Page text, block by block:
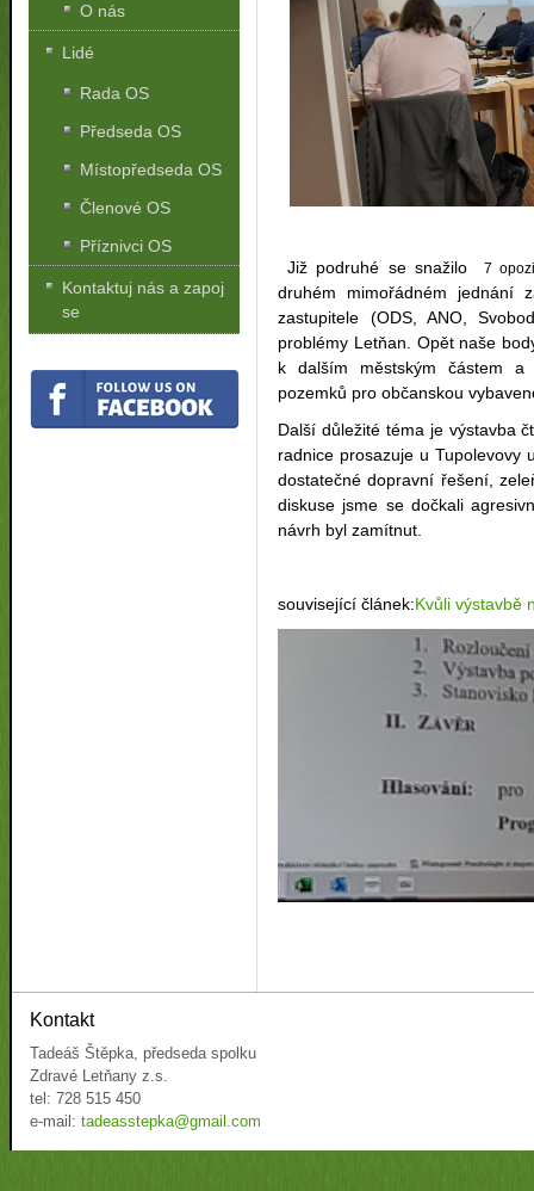
Již podruhé se snažilo 7
druhém mimořádném jednání
zastupitele (ODS, ANO,
problémy Letňan. Opět naše
k dalším městským částem
pozemků pro občanskou
Další důležité téma je výstavba
radnice prosazuje u Tupolevovy
dostatečné dopravní řešení,
diskuse jsme se dočkali
návrh byl zamítnut.
související článek:Kvůli výstavbě
O nás
Lidé
Rada OS
Předseda OS
Místopředseda OS
Členové OS
Příznivci OS
Kontaktuj nás a zapoj
se
Kontakt
Tadeáš Štěpka, předseda spolku
Zdravé Letňany z.s.
tel: 728 515 450
e-mail: tadeasstepka@gmail.com